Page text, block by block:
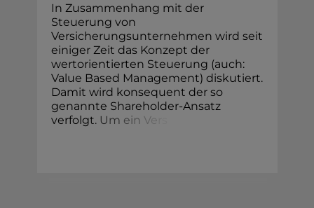
In Zusammenhang mit der
Steuerung von
Versicherungsunternehmen wird seit
einiger Zeit das Konzept der
wertorientierten Steuerung (auch:
Value Based Management) diskutiert.
Damit wird konsequent der so
genannte Shareholder-Ansatz
verfolgt. Um ein Ve